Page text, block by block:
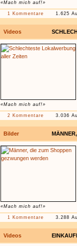
«Mach mich auf!»
1 Kommentare 1.625
Videos
«Mach mich auf!»
2 Kommentare 3.036
Bilder
«Mach mich auf!»
1 Kommentare 3.288
Videos